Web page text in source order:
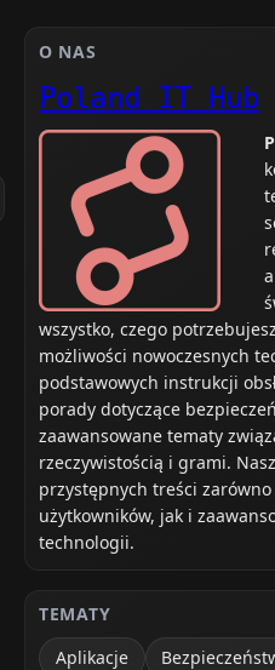
O NAS
Poland IT Hub
wszystko, czego
możliwości nowoczesnych
podstawowych instrukcji
porady dotyczące
zaawansowane tematy
rzeczywistością i grami.
przystępnych treści
użytkowników, jak i
technologii.
TEMATY
Aplikacje